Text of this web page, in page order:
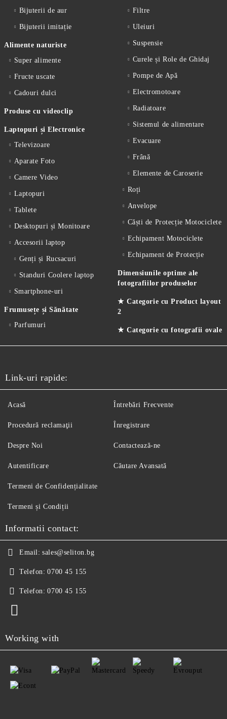
Bijuterii de aur
Bijuterii imitație
Alimente naturiste
Super alimente
Fructe uscate
Cadouri dulci
Produse cu videoclip
Laptopuri și Electronice
Televizoare
Aparate Foto
Camere Video
Laptopuri
Tablete
Desktopuri și Monitoare
Accesorii laptop
Genți și Rucsacuri
Standuri Coolere laptop
Smartphone-uri
Frumusețe și Sănătate
Parfumuri
Filtre
Uleiuri
Suspensie
Curele și Role de Ghidaj
Pompe de Apă
Electromotoare
Radiatoare
Sistemul de alimentare
Evacuare
Frână
Elemente de Caroserie
Roți
Anvelope
Căști de Protecție Motociclete
Echipament Motociclete
Echipament de Protecție
Dimensiunile optime ale
fotografiilor produselor
★ Categorie cu Product layout
2
★ Categorie cu fotografii ovale
Link-uri rapide:
Acasă
Procedură reclamaţii
Despre Noi
Autentificare
Întrebări Frecvente
Înregistrare
Contactează-ne
Căutare Avansată
Termeni de Confidențialitate
Termeni și Condiții
Informatii contact:
Email: sales@seliton.bg
Telefon: 0700 45 155
Telefon: 0700 45 155
Working with